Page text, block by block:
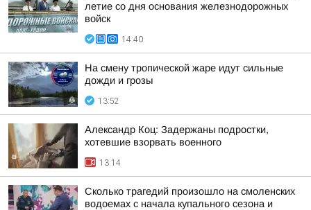
летие со дня основания железнодорожных
войск
14:40
На смену тропической жаре идут сильные
дожди и грозы
13:52
Александр Коц: Задержаны подростки,
хотевшие взорвать военного
13:14
Сколько трагедий произошло на смоленских
водоемах с начала купального сезона и